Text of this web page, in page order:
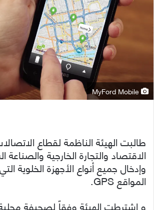
طالبت الهيئة الناظمة لقطاع
الاقتصاد والتجارة الخارجية والصناعة
وإدخال جميع أنواع الأجهزة الخلوية
المواقع GPS.
و اشترطت الهيئة وفقاً لصحيفة